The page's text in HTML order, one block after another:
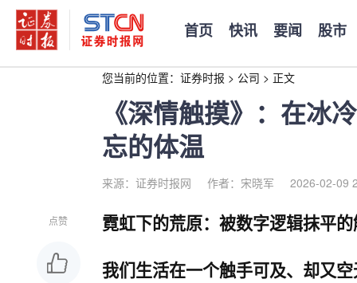
首页 快讯 要闻 股市
您当前的位置： 证券时报 > 公司 > 正文
《深情触摸》：在冰
忘的体温
来源：证券时报网 作者：宋晓军 2026-02-09
点赞
霓虹下的荒原：被数字逻辑抹平
我们生活在一个触手可及、却又